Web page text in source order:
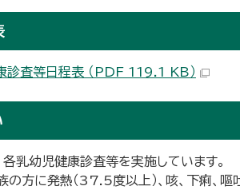
査等日程表 （PDF 119.1 KB）
乳幼児健康診査等を実施しています。
の方に発熱（37.5度以上）、咳、下痢、